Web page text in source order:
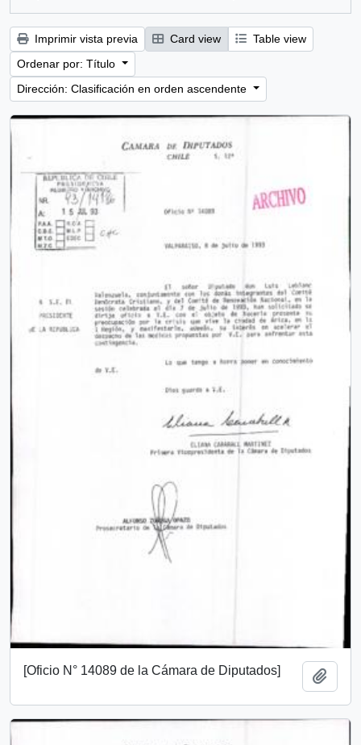
Imprimir vista previa Card view
Table view
Ordenar por: Título
Dirección: Clasificación en orden ascendente
[Oficio N° 14089 de la Cámara de Diputados]